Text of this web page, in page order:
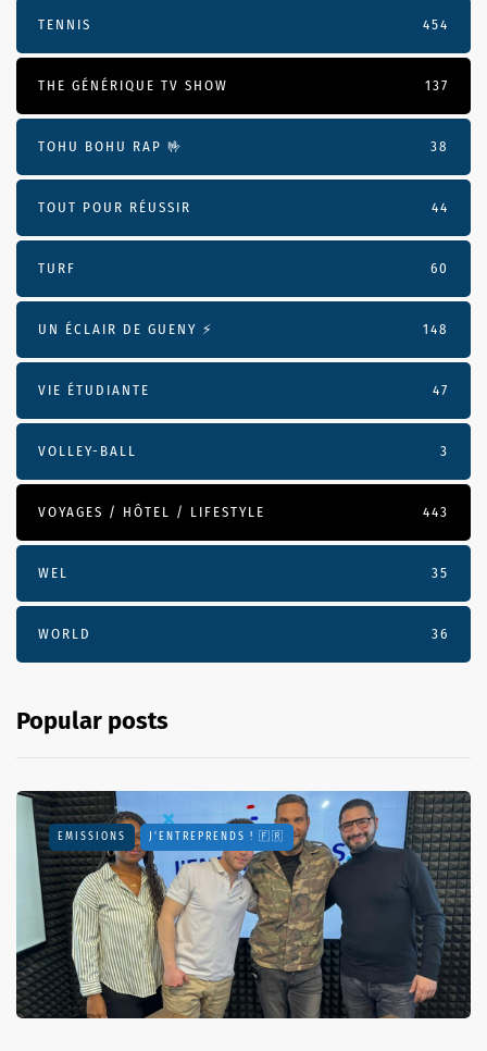
TENNIS 454
THE GÉNÉRIQUE TV SHOW 137
TOHU BOHU RAP 🤟 38
TOUT POUR RÉUSSIR 44
TURF 60
UN ÉCLAIR DE GUENY ⚡️ 148
VIE ÉTUDIANTE 47
VOLLEY-BALL 3
VOYAGES / HÔTEL / LIFESTYLE 443
WEL 35
WORLD 36
Popular posts
EMISSIONS J'ENTREPRENDS ! 🇫🇷